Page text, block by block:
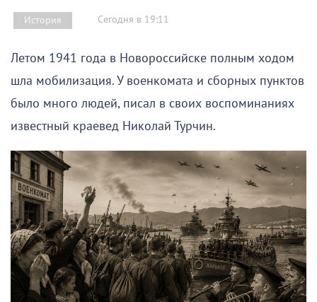
История Сегодня в 19:11
Летом 1941 года в Новороссийске полным ходом
шла мобилизация. У военкомата и сборных пунктов
было много людей, писал в своих воспоминаниях
известный краевед Николай Турчин.